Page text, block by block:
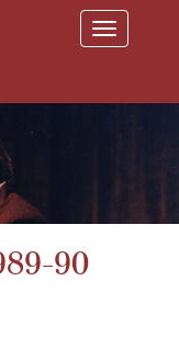
T
o
l
90